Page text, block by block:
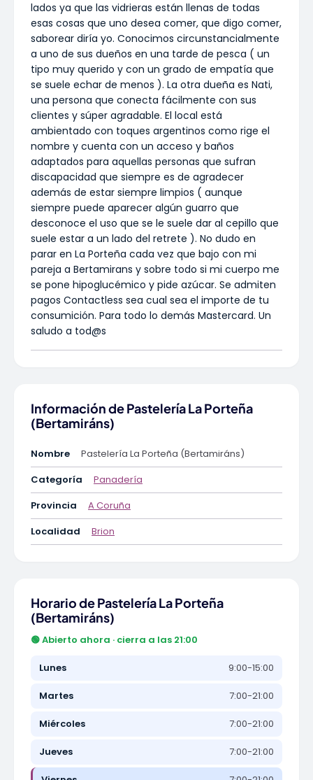
lados ya que las vidrieras están llenas de todas
esas cosas que uno desea comer, que digo comer,
saborear diría yo. Conocimos circunstancialmente
a uno de sus dueños en una tarde de pesca ( un
tipo muy querido y con un grado de empatía que
se suele echar de menos ). La otra dueña es Nati,
una persona que conecta fácilmente con sus
clientes y súper agradable. El local está
ambientado con toques argentinos como rige el
nombre y cuenta con un acceso y baños
adaptados para aquellas personas que sufran
discapacidad que siempre es de agradecer
además de estar siempre limpios ( aunque
siempre puede aparecer algún guarro que
desconoce el uso que se le suele dar al cepillo que
suele estar a un lado del retrete ). No dudo en
parar en La Porteña cada vez que bajo con mi
pareja a Bertamirans y sobre todo si mi cuerpo me
se pone hipoglucémico y pide azúcar. Se admiten
pagos Contactless sea cual sea el importe de tu
consumición. Para todo lo demás Mastercard. Un
saludo a tod@s
Información de Pastelería La Porteña
(Bertamiráns)
Nombre
Pastelería La Porteña (Bertamiráns)
Categoría
Panadería
Provincia
A Coruña
Localidad
Brion
Horario de Pastelería La Porteña
(Bertamiráns)
🟢 Abierto ahora · cierra a las 21:00
Lunes 9:00-15:00
Martes 7:00-21:00
Miércoles 7:00-21:00
Jueves 7:00-21:00